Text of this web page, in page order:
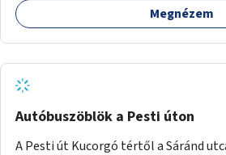
Megnézem
Autóbuszöblök a Pesti úton
A Pesti út Kucorgó tértől a Sáránd